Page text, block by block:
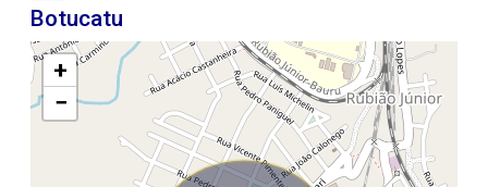
Botucatu
+
−